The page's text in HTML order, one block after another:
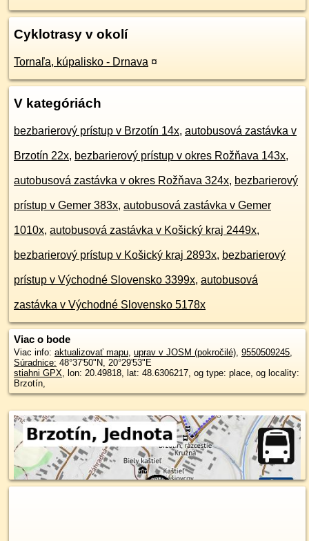
Cyklotrasy v okolí
Tornaľa, kúpalisko - Drnava ¤
V kategóriách
bezbarierový prístup v Brzotín 14x, autobusová zastávka v
Brzotín 22x, bezbarierový prístup v okres Rožňava 143x,
autobusová zastávka v okres Rožňava 324x, bezbarierový
prístup v Gemer 383x, autobusová zastávka v Gemer
1010x, autobusová zastávka v Košický kraj 2449x,
bezbarierový prístup v Košický kraj 2893x, bezbarierový
prístup v Východné Slovensko 3399x, autobusová
zastávka v Východné Slovensko 5178x
Viac o bode
Viac info: aktualizovať mapu, uprav v JOSM (pokročilé), 9550509245,
Súradnice: 48°37'50"N, 20°29'53"E
stiahni GPX, lon: 20.49818, lat: 48.6306217, og type: place, og locality:
Brzotín,